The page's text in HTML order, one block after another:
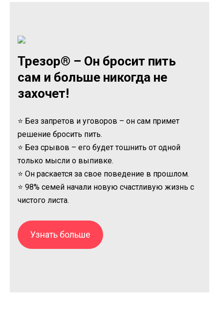
Трезор® – Он бросит пить
сам и больше никогда не
захочет!
⭐ Без запретов и уговоров – он сам примет
решение бросить пить.
⭐ Без срывов – его будет тошнить от одной
только мысли о выпивке.
⭐ Он раскается за свое поведение в прошлом.
⭐ 98% семей начали новую счастливую жизнь с
чистого листа.
Узнать больше